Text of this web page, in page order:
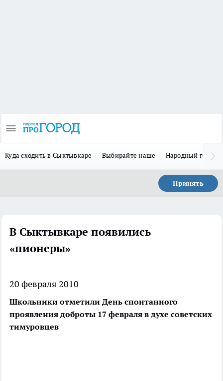
Куда сходить в Сыктывкаре Выбирайте наше Народный герой
Принять
В Сыктывкаре появились
«пионеры»
20 февраля 2010
Школьники отметили День спонтанного
проявления доброты 17 февраля в духе советских
тимуровцев